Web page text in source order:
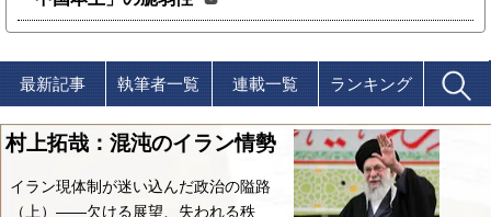
最新記事 執筆者一覧 連載一覧 ランキング
村上拓哉：混沌のイラン情勢
イラン現体制が迷い込んだ政治の隘路
（上）――欠ける展望、失われる秩